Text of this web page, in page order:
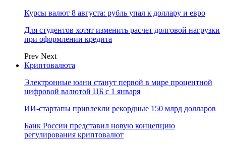
Курсы валют 8 августа: рубль упал к доллару и евро
Для студентов хотят изменить расчет долговой нагрузки
при оформлении кредита
Prev Next
Криптовалюта
Электронные юани станут первой в мире процентной
цифровой валютой ЦБ с 1 января
ИИ-стартапы привлекли рекордные 150 млрд долларов
Банк России представил новую концепцию
регулирования криптовалют